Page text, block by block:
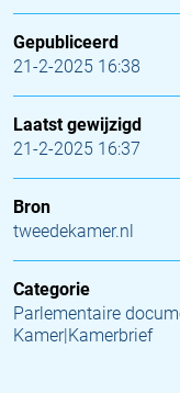
Gepubliceerd
21-2-2025 16:38
Laatst gewijzigd
21-2-2025 16:37
Bron
tweedekamer.nl
Categorie
Parlementaire
Kamer|Kamerbrief